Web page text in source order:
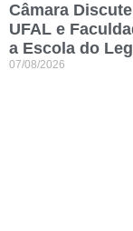
Câmara
UFAL e
a Escola do
07/08/2026